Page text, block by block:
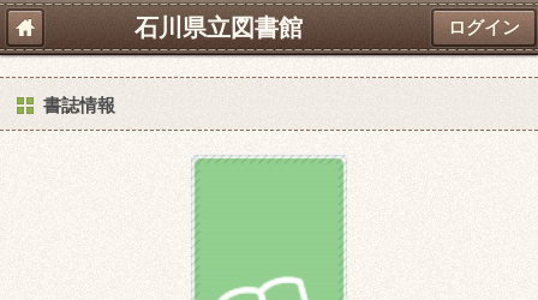
石川県立図書館 ログイン
書誌情報